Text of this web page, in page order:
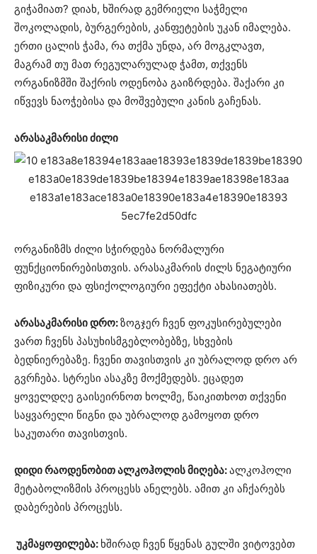
გიჭამიათ? დიახ, ხშირად გემრიელი საჭმელი
შოკოლადის, ბურგერების, კანფეტების უკან იმალება.
ერთი ცალის ჭამა, რა თქმა უნდა, არ მოგკლავთ,
მაგრამ თუ მათ რეგულარულად ჭამთ, თქვენს
ორგანიზმში შაქრის ოდენობა გაიზრდება. შაქარი კი
იწვევს ნაოჭებისა და მოშვებული კანის გაჩენას.
არასაკმარისი ძილი
ორგანიზმს ძილი სჭირდება ნორმალური
ფუნქციონირებისთვის. არასაკმარის ძილს ნეგატიური
ფიზიკური და ფსიქოლოგიური ეფექტი ახასიათებს.
არასაკმარისი დრო:ზოგჯერ ჩვენ ფოკუსირებულები
ვართ ჩვენს პასუხისმგებლობებზე, სხვების
ბედნიერებაზე. ჩვენი თავისთვის კი უბრალოდ დრო არ
გვრჩება. სტრესი ასაკზე მოქმედებს. ეცადეთ
ყოველდღე გაისეირნოთ ხოლმე, წაიკითხოთ თქვენი
საყვარელი წიგნი და უბრალოდ გამოყოთ დრო
საკუთარი თავისთვის.
დიდი რაოდენობით ალკოჰოლის მიღება:ალკოჰოლი
მეტაბოლიზმის პროცესს ანელებს. ამით კი აჩქარებს
დაბერების პროცესს.
უკმაყოფილება: ხშირად ჩვენ წყენას გულში ვიტოვებთ